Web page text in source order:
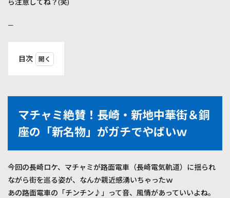
ら注意してね？(笑)
—
目次
賛！
長
崎・
新地
銅座
「新
名
マチャミ絶賛！長崎・新地中華街＆銅
座の「新名物」がガチでやばいｗ
今回の長崎ロケ、マチャミが路面電車（長崎電気軌道）に揺られ
ながら街を巡る姿が、なんか親近感湧いちゃったｗ
あの路面電車の「チンチン♪」って音、風情があっていいよね。